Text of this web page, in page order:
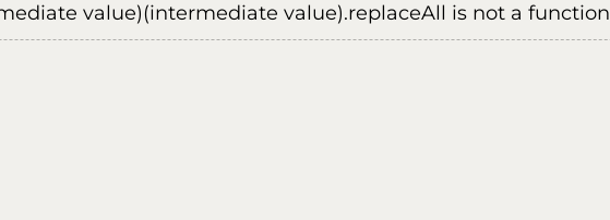
value)(intermediate value).replaceAll is not a function